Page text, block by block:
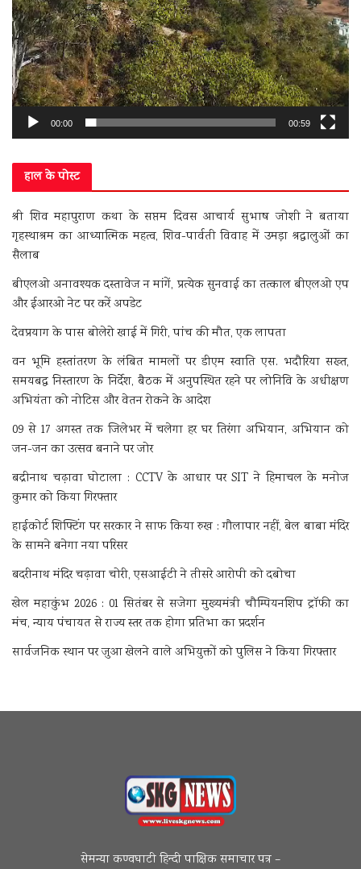
00:00 00:59
हाल के पोस्ट
श्री शिव महापुराण कथा के सप्तम दिवस आचार्य सुभाष जोशी ने बताया
गृहस्थाश्रम का आध्यात्मिक महत्व, शिव-पार्वती विवाह में उमड़ा श्रद्धालुओं का
सैलाब
बीएलओ अनावश्यक दस्तावेज न मांगें, प्रत्येक सुनवाई का तत्काल बीएलओ एप
और ईआरओ नेट पर करें अपडेट
देवप्रयाग के पास बोलेरो खाई में गिरी, पांच की मौत, एक लापता
वन भूमि हस्तांतरण के लंबित मामलों पर डीएम स्वाति एस. भदौरिया सख्त,
समयबद्ध निस्तारण के निर्देश, बैठक में अनुपस्थित रहने पर लोनिवि के अधीक्षण
अभियंता को नोटिस और वेतन रोकने के आदेश
09 से 17 अगस्त तक जिलेभर में चलेगा हर घर तिरंगा अभियान, अभियान को
जन-जन का उत्सव बनाने पर जोर
बद्रीनाथ चढ़ावा घोटाला : CCTV के आधार पर SIT ने हिमाचल के मनोज
कुमार को किया गिरफ्तार
हाईकोर्ट शिफ्टिंग पर सरकार ने साफ किया रुख : गौलापार नहीं, बेल बाबा मंदिर
के सामने बनेगा नया परिसर
बदरीनाथ मंदिर चढ़ावा चोरी, एसआईटी ने तीसरे आरोपी को दबोचा
खेल महाकुंभ 2026 : 01 सितंबर से सजेगा मुख्यमंत्री चौम्पियनशिप ट्रॉफी का
मंच, न्याय पंचायत से राज्य स्तर तक होगा प्रतिभा का प्रदर्शन
सार्वजनिक स्थान पर जुआ खेलने वाले अभियुक्तों को पुलिस ने किया गिरफ्तार
सेमन्या कण्वघाटी हिन्दी पाक्षिक समाचार पत्र –